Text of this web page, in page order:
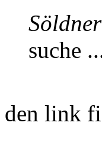
suche
den link